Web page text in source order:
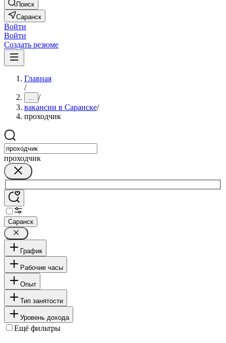
Поиск
Саранск
Войти
Войти
Создать резюме
Главная
/
... /
вакансии в Саранске/
проходчик
проходчик
Саранск
График
Рабочие часы
Опыт
Тип занятости
Уровень дохода
Ещё фильтры